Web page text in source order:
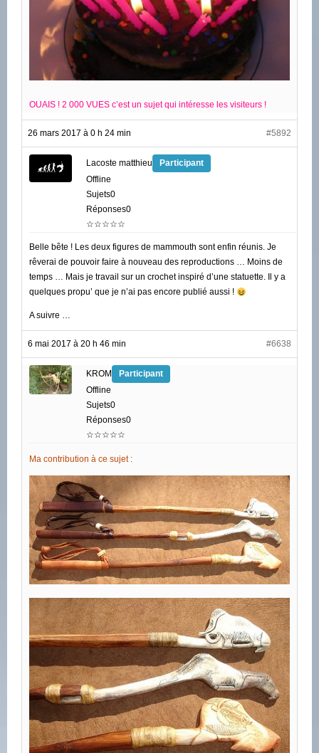
OUAIS ! 2 000 VUES c’est un sujet qui intéresse les visiteurs !
26 mars 2017 à 0 h 24 min #5892
Lacoste matthieu
Participant
Offline
Sujets0
Réponses0
☆☆☆☆☆
Belle bête ! Les deux figures de mammouth sont enfin réunis. Je
rêverai de pouvoir faire à nouveau des reproductions … Moins de
temps … Mais je travail sur un crochet inspiré d’une statuette. Il y a
quelques propu’ que je n’ai pas encore publié aussi !
A suivre …
6 mai 2017 à 20 h 46 min #6638
KROM
Participant
Offline
Sujets0
Réponses0
☆☆☆☆☆
Ma contribution à ce sujet :